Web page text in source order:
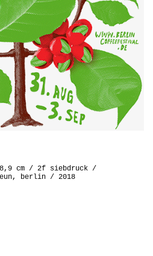
cm / 2f siebdruck /
berlin / 2018